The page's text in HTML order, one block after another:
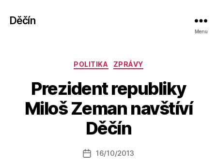
Děčín
Menu
Rubriky
POLITIKA ZPRÁVY
Prezident republiky
Miloš Zeman navštíví
Děčín
Autor
příspěvku
A
u
o
a
Datum
16/10/2013